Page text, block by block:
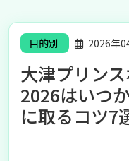
目的別 2026年
大津プリン
2026はいつ
に取るコツ7